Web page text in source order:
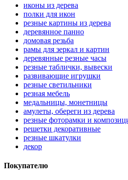
иконы из дерева
полки для икон
резные картины из дерева
деревянное панно
домовая резьба
рамы для зеркал и картин
деревянные резные часы
резные таблички, вывески
развивающие игрушки
резные светильники
резная мебель
медальницы, монетницы
амулеты, обереги из дерева
резные фоторамки и
решетки декоративные
резные шкатулки
декор
Покупателю